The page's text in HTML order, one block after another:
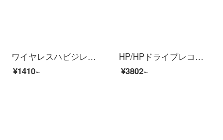
ワイヤレスハビジレンドラブコダミニ個人超小法携帯カメラ車載監視カメラ車載駐車監視カメラ車庫小型ワイパー微光夜見カメラの標準装備電池は3時間32 G高速メモリカードを航続します。
¥1410~
HP/HPドライブレコダマ・パノラ・ハイビゾン夜見非表示自動車キャリア免イトンスト・ルワイヤ電子犬一体機ブラック；单眼レンズセジット6
¥3802~